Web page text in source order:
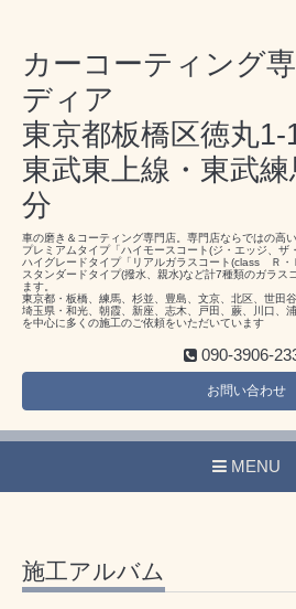
カーコーティング
ディア
東京都板橋区徳丸1-
東武東上線・東武
分
車の磨き＆コーティング専門店。専門店ならではの高
プレミアムタイプ「ハイモースコート(ジ・エッジ、ザ
ハイグレードタイプ「リアルガラスコート(class Ｒ・
スタンダードタイプ(撥水、親水)など計7種類のガラス
ます。
東京都・板橋、練馬、杉並、豊島、文京、北区、世田
埼玉県・和光、朝霞、新座、志木、戸田、蕨、川口、
を中心に多くの施工のご依頼をいただいています
090-3906-
お問い合わせ
MENU
施工アルバム